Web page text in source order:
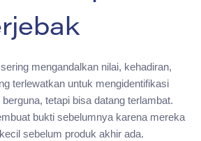
mengandalkan nilai, kehadiran,
terlewatkan untuk mengidentifikasi
tetapi bisa datang terlambat.
bukti sebelumnya karena mereka
sebelum produk akhir ada.